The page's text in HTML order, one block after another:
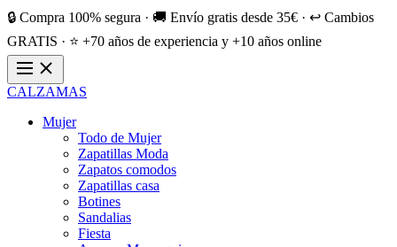
🔒 Compra 100% segura · 🚚 Envío gratis desde 35€ · ↩️ Cambios
GRATIS · ⭐ +70 años de experiencia y +10 años online
CALZAMAS
Mujer
Todo de Mujer
Zapatillas Moda
Zapatos comodos
Zapatillas casa
Botines
Sandalias
Fiesta